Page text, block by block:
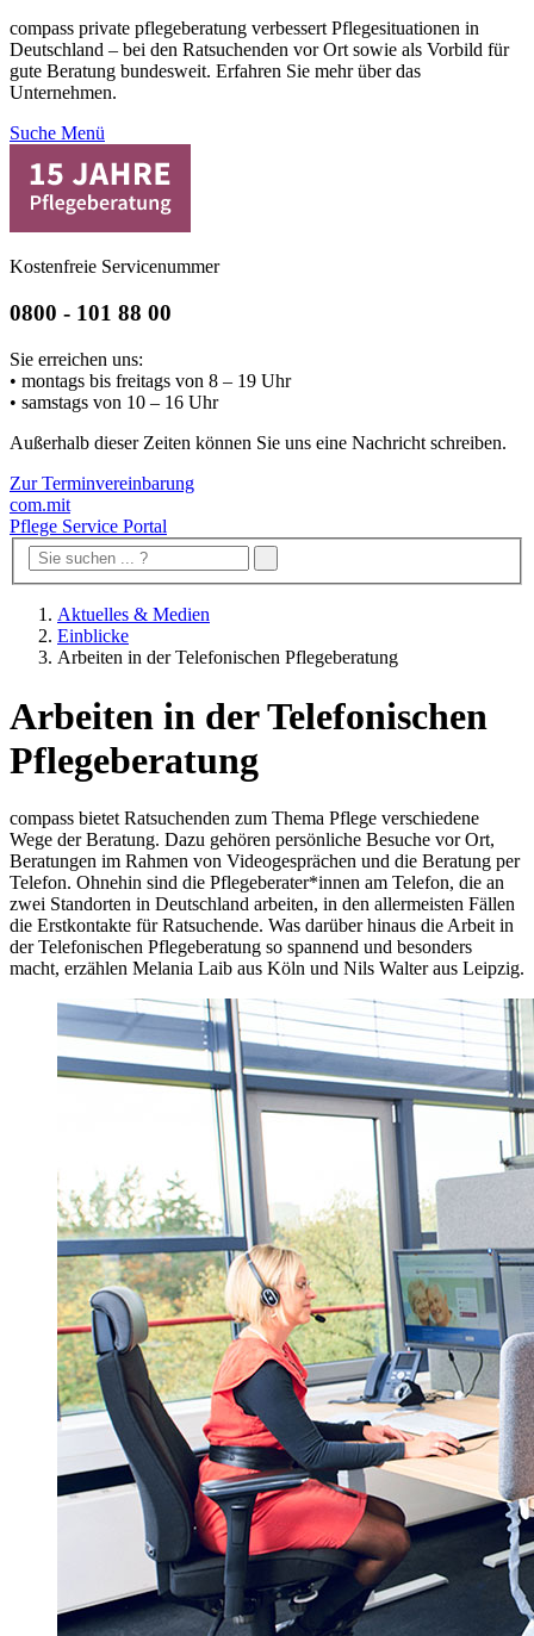
compass private pflegeberatung verbessert Pflegesituationen in
Deutschland – bei den Ratsuchenden vor Ort sowie als Vorbild für
gute Beratung bundesweit. Erfahren Sie mehr über das
Unternehmen.
Suche Menü
Kostenfreie Servicenummer
0800 - 101 88 00
Sie erreichen uns:
• montags bis freitags von 8 – 19 Uhr
• samstags von 10 – 16 Uhr
Außerhalb dieser Zeiten können Sie uns eine Nachricht schreiben.
Zur Terminvereinbarung
com.mit
Pflege Service Portal
Aktuelles & Medien
Einblicke
Arbeiten in der Telefonischen Pflegeberatung
Arbeiten in der Telefonischen
Pflegeberatung
compass bietet Ratsuchenden zum Thema Pflege verschiedene
Wege der Beratung. Dazu gehören persönliche Besuche vor Ort,
Beratungen im Rahmen von Videogesprächen und die Beratung per
Telefon. Ohnehin sind die Pflegeberater*innen am Telefon, die an
zwei Standorten in Deutschland arbeiten, in den allermeisten Fällen
die Erstkontakte für Ratsuchende. Was darüber hinaus die Arbeit in
der Telefonischen Pflegeberatung so spannend und besonders
macht, erzählen Melania Laib aus Köln und Nils Walter aus Leipzig.